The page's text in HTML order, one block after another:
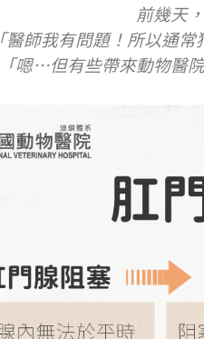
前幾天
「醫師我有問題！所以通
「嗯…但有些帶來動物醫